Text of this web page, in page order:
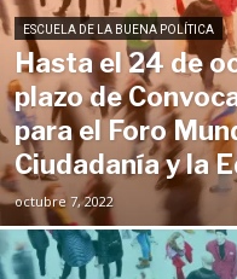
ESCUELA DE LA BUENA POLÍTICA
Hasta el 24 de
plazo de
para el Foro
Ciudadanía y la
octubre 7, 2022